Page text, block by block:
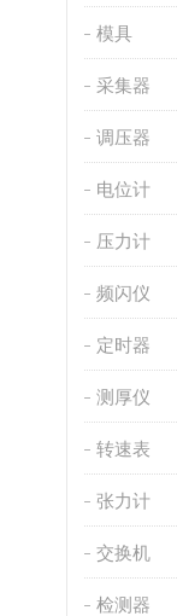
模具
采集器
调压器
电位计
压力计
频闪仪
定时器
测厚仪
转速表
张力计
交换机
检测器